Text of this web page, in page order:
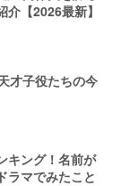
【2026最新】
才子役たちの今
キング！名前が
ラマでみたこと